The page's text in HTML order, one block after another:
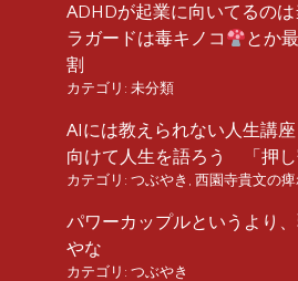
ADHDが起業に向いてるの
ラガードは毒キノコ
とか
割
カテゴリ: 未分類
AIには教えられない人生講
向けて人生を語ろう 「押し
カテゴリ: つぶやき , 西園寺貴文の
パワーカップルというより
やな
カテゴリ: つぶやき